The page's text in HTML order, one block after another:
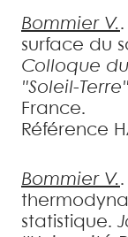
Bommier V..
surface du
Colloque
"Soleil-
France.
Référence
Bommier V..
statistique.